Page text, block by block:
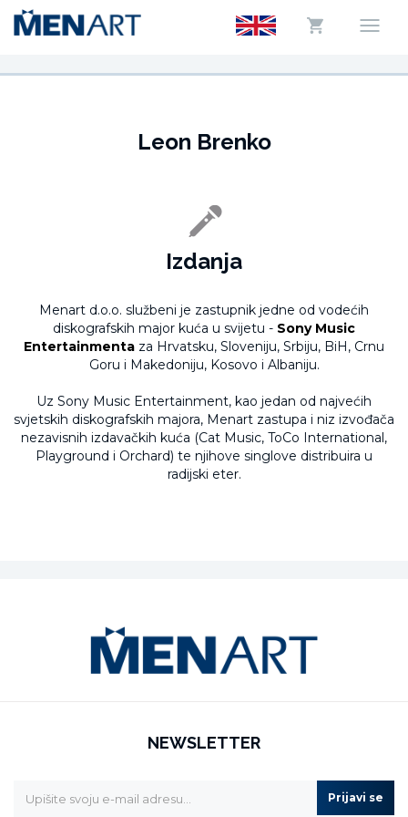
Leon Brenko
Izdanja
Menart d.o.o. službeni je zastupnik jedne od vodećih
diskografskih major kuća u svijetu - Sony Music
Entertainmenta za Hrvatsku, Sloveniju, Srbiju, BiH, Crnu
Goru i Makedoniju, Kosovo i Albaniju.
Uz Sony Music Entertainment, kao jedan od najvećih
svjetskih diskografskih majora, Menart zastupa i niz izvođača
nezavisnih izdavačkih kuća (Cat Music, ToCo International,
Playground i Orchard) te njihove singlove distribuira u
radijski eter.
NEWSLETTER
Prijavi se